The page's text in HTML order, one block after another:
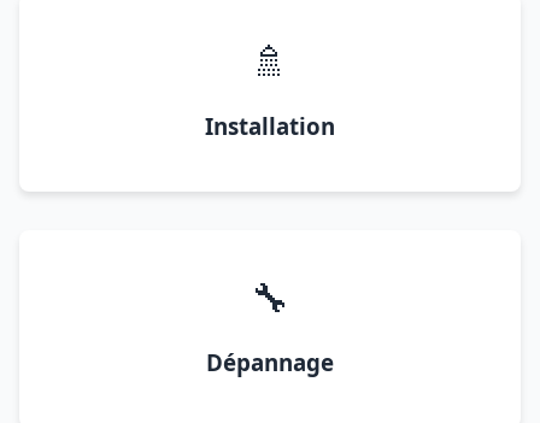
🚿
Installation
🔧
Dépannage